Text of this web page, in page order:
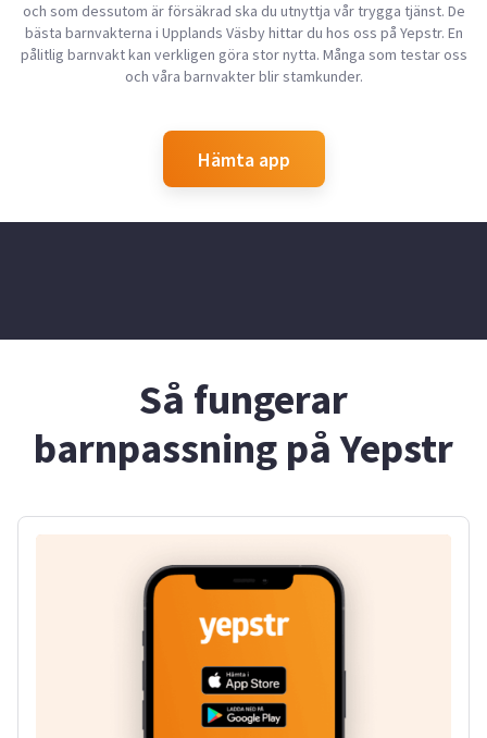
praktiserat i förskoleklass för några år sedan. Jag tar stort
ansvar gällande både jobbet och tiderna som ska passas. Tveka
inte att höra av dig till mig om du tror att jag passar för just dig!
och som dessutom är försäkrad ska du utnyttja vår trygga tjänst. De
bästa barnvakterna i Upplands Väsby hittar du hos oss på Yepstr. En
pålitlig barnvakt kan verkligen göra stor nytta. Många som testar oss
och våra barnvakter blir stamkunder.
Hämta app
Så fungerar
barnpassning på Yepstr